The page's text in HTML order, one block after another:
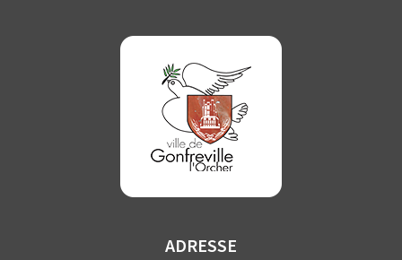
ADRESSE